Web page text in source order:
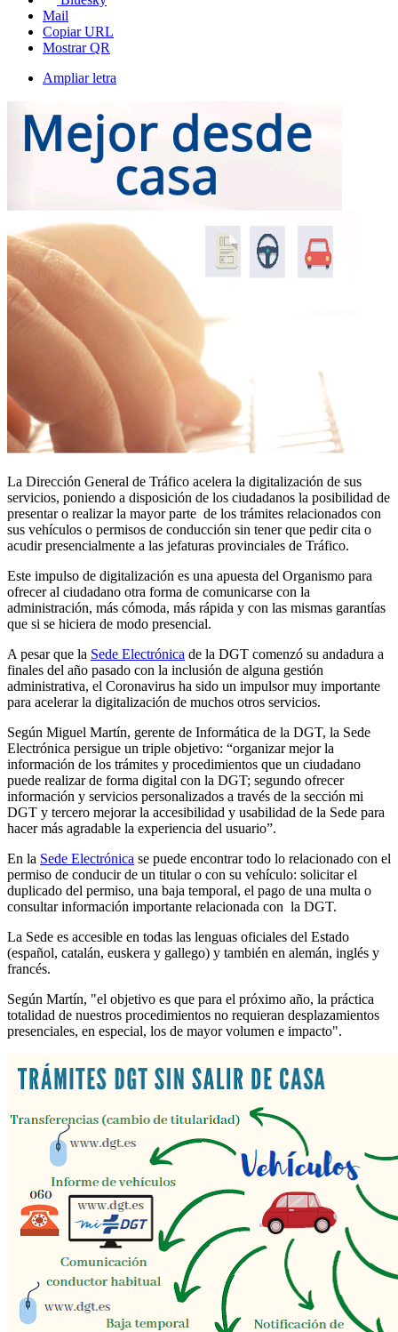
Mail
Copiar URL
Mostrar QR
Ampliar letra
La Dirección General de Tráfico acelera la digitalización de sus
servicios, poniendo a disposición de los ciudadanos la posibilidad de
presentar o realizar la mayor parte de los trámites relacionados con
sus vehículos o permisos de conducción sin tener que pedir cita o
acudir presencialmente a las jefaturas provinciales de Tráfico.
Este impulso de digitalización es una apuesta del Organismo para
ofrecer al ciudadano otra forma de comunicarse con la
administración, más cómoda, más rápida y con las mismas garantías
que si se hiciera de modo presencial.
A pesar que la Sede Electrónica de la DGT comenzó su andadura a
finales del año pasado con la inclusión de alguna gestión
administrativa, el Coronavirus ha sido un impulsor muy importante
para acelerar la digitalización de muchos otros servicios.
Según Miguel Martín, gerente de Informática de la DGT, la Sede
Electrónica persigue un triple objetivo: “organizar mejor la
información de los trámites y procedimientos que un ciudadano
puede realizar de forma digital con la DGT; segundo ofrecer
información y servicios personalizados a través de la sección mi
DGT y tercero mejorar la accesibilidad y usabilidad de la Sede para
hacer más agradable la experiencia del usuario”.
En la Sede Electrónica se puede encontrar todo lo relacionado con el
permiso de conducir de un titular o con su vehículo: solicitar el
duplicado del permiso, una baja temporal, el pago de una multa o
consultar información importante relacionada con la DGT.
La Sede es accesible en todas las lenguas oficiales del Estado
(español, catalán, euskera y gallego) y también en alemán, inglés y
francés.
Según Martín, "el objetivo es que para el próximo año, la práctica
totalidad de nuestros procedimientos no requieran desplazamientos
presenciales, en especial, los de mayor volumen e impacto".